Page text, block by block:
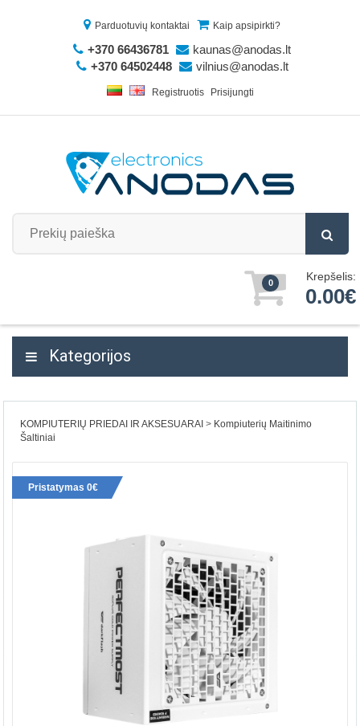
Parduotuvių kontaktai Kaip apsipirkti?
+370 66436781
kaunas@anodas.lt
+370 64502448
vilnius@anodas.lt
Registruotis Prisijungti
0 Krepšelis:
0.00€
Kategorijos
KOMPIUTERIŲ PRIEDAI IR AKSESUARAI
Kompiuterių Maitinimo
Šaltiniai
Pristatymas 0€